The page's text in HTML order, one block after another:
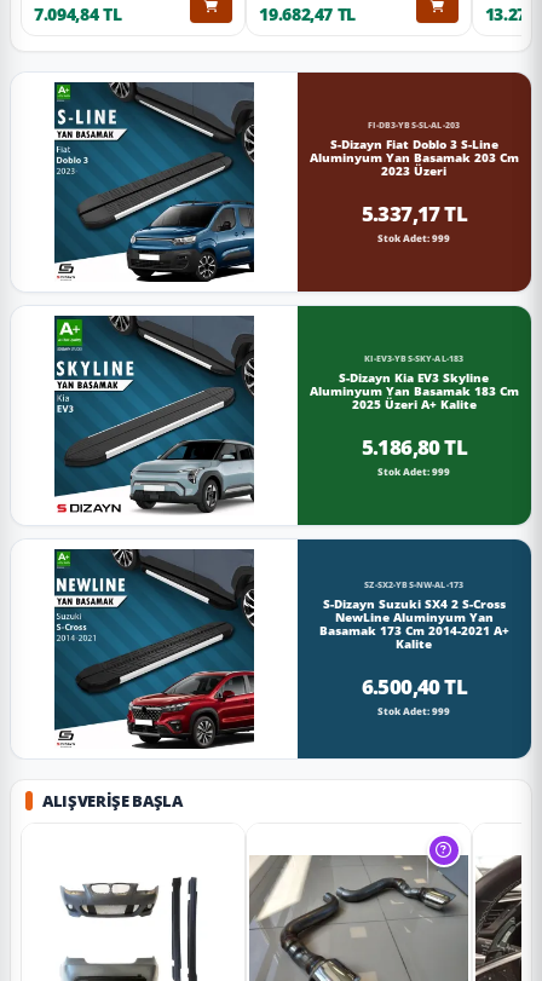
7.094,84 TL 19.682,47 TL
FI-DB3-YBS-SL-AL-203
S-Dizayn Fiat Doblo 3 S-Line
Aluminyum Yan Basamak 203 Cm
2023 Üzeri
5.337,17 TL
Stok Adet: 999
KI-EV3-YBS-SKY-AL-183
S-Dizayn Kia EV3 Skyline
Aluminyum Yan Basamak 183 Cm
2025 Üzeri A+ Kalite
5.186,80 TL
Stok Adet: 999
SZ-SX2-YBS-NW-AL-173
S-Dizayn Suzuki SX4 2 S-Cross
NewLine Aluminyum Yan
Basamak 173 Cm 2014-2021 A+
Kalite
6.500,40 TL
Stok Adet: 999
ALIŞVERIŞE BAŞLA